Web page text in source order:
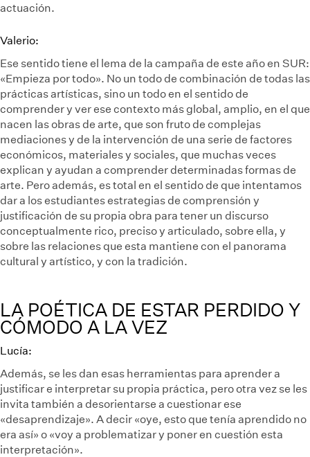
actuación.
Valerio:
Ese sentido tiene el lema de la campaña de este año en SUR:
«Empieza por todo». No un todo de combinación de todas las
prácticas artísticas, sino un todo en el sentido de
comprender y ver ese contexto más global, amplio, en el que
nacen las obras de arte, que son fruto de complejas
mediaciones y de la intervención de una serie de factores
económicos, materiales y sociales, que muchas veces
explican y ayudan a comprender determinadas formas de
arte. Pero además, es total en el sentido de que intentamos
dar a los estudiantes estrategias de comprensión y
justificación de su propia obra para tener un discurso
conceptualmente rico, preciso y articulado, sobre ella, y
sobre las relaciones que esta mantiene con el panorama
cultural y artístico, y con la tradición.
LA POÉTICA DE ESTAR PERDIDO Y
CÓMODO A LA VEZ
Lucía:
Además, se les dan esas herramientas para aprender a
justificar e interpretar su propia práctica, pero otra vez se les
invita también a desorientarse a cuestionar ese
«desaprendizaje». A decir «oye, esto que tenía aprendido no
era así» o «voy a problematizar y poner en cuestión esta
interpretación».